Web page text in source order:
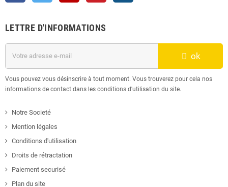
LETTRE D'INFORMATIONS
ok
Vous pouvez vous désinscrire à tout moment. Vous trouverez pour cela nos
informations de contact dans les conditions d'utilisation du site.
Notre Societé
Mention légales
Conditions d'utilisation
Droits de rétractation
Paiement securisé
Plan du site